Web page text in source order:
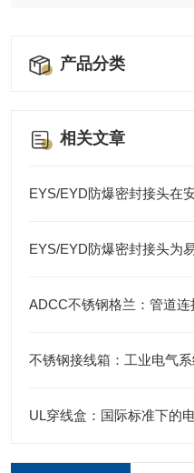
产品分类
相关文章
EYS/EYD防爆密封接头在
EYS/EYD防爆密封接头为
ADCC不锈钢格兰：管道
不锈钢接线箱：工业电气
UL穿线盒：国际标准下的